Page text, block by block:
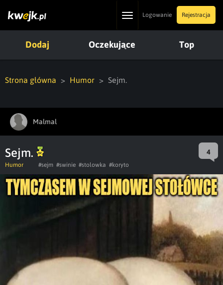
ToggleLogowanie Rejestracja
Dodaj Oczekujące Top
Strona główna Humor Sejm.
Malmal
Sejm. 4
Humor #sejm #swinie #stolowka #koryto